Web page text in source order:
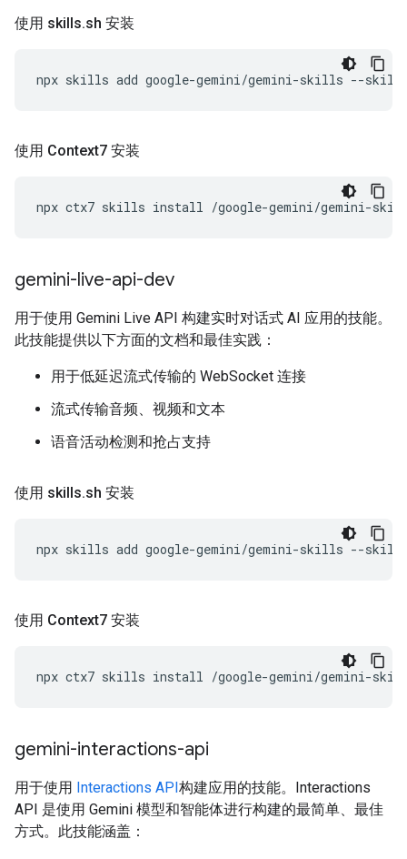
使用 skills.sh 安装
npx skills add google-gemini/gemini-skills --skill
使用 Context7 安装
npx ctx7 skills install /google-gemini/gemini-
gemini-live-api-dev
用于使用 Gemini Live API 构建实时对话式 AI 应用的技能。
此技能提供以下方面的文档和最佳实践：
用于低延迟流式传输的 WebSocket 连接
流式传输音频、视频和文本
语音活动检测和抢占支持
使用 skills.sh 安装
npx skills add google-gemini/gemini-skills --skill
使用 Context7 安装
npx ctx7 skills install /google-gemini/gemini-
gemini-interactions-api
用于使用 Interactions API构建应用的技能。Interactions
API 是使用 Gemini 模型和智能体进行构建的最简单、最佳
方式。此技能涵盖：